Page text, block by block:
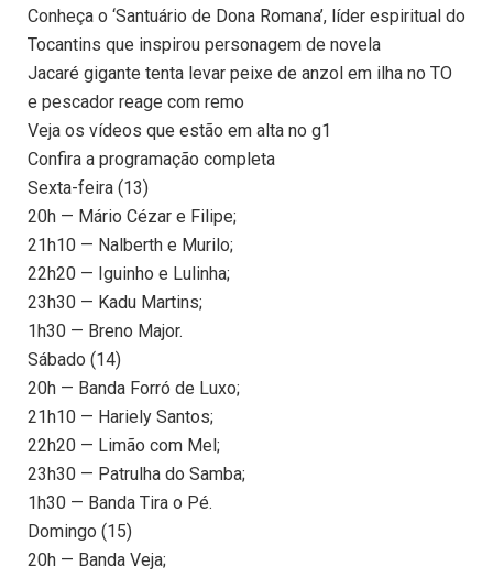
Conheça o ‘Santuário de Dona Romana’, líder espiritual do
Tocantins que inspirou personagem de novela
Jacaré gigante tenta levar peixe de anzol em ilha no TO
e pescador reage com remo
Veja os vídeos que estão em alta no g1
Confira a programação completa
Sexta-feira (13)
20h — Mário Cézar e Filipe;
21h10 — Nalberth e Murilo;
22h20 — Iguinho e Lulinha;
23h30 — Kadu Martins;
1h30 — Breno Major.
Sábado (14)
20h — Banda Forró de Luxo;
21h10 — Hariely Santos;
22h20 — Limão com Mel;
23h30 — Patrulha do Samba;
1h30 — Banda Tira o Pé.
Domingo (15)
20h — Banda Veja;